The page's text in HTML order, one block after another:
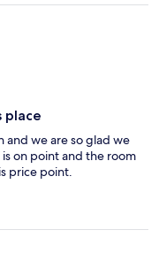
place
and we are so glad we
on point and the room
price point.